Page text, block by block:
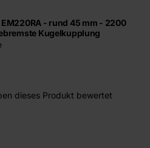
- rund 45 mm - 2200
Kugelkupplung
dieses Produkt bewertet